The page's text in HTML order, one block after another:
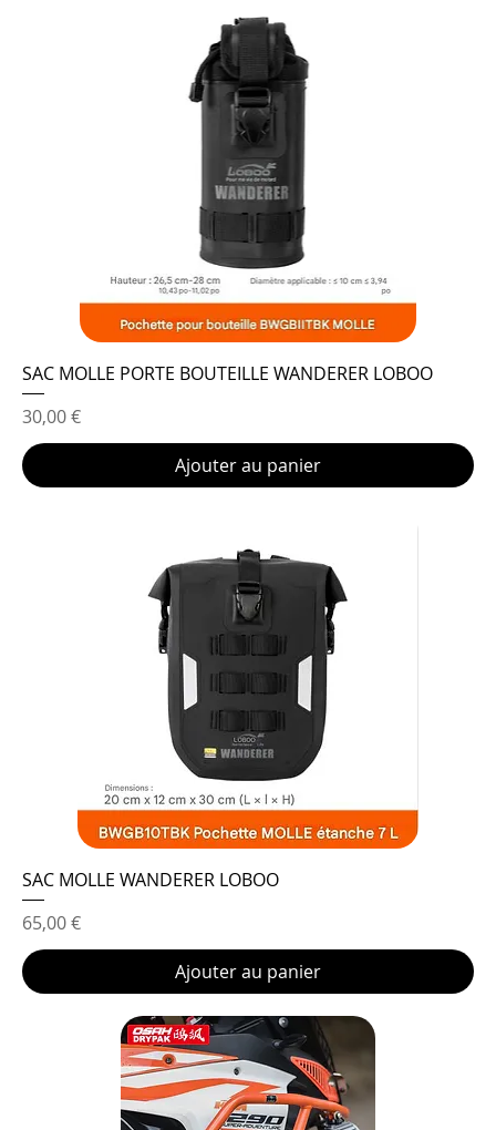
SAC MOLLE PORTE BOUTEILLE WANDERER LOBOO
Prix
30,00 €
Ajouter au panier
SAC MOLLE WANDERER LOBOO
Prix
65,00 €
Ajouter au panier